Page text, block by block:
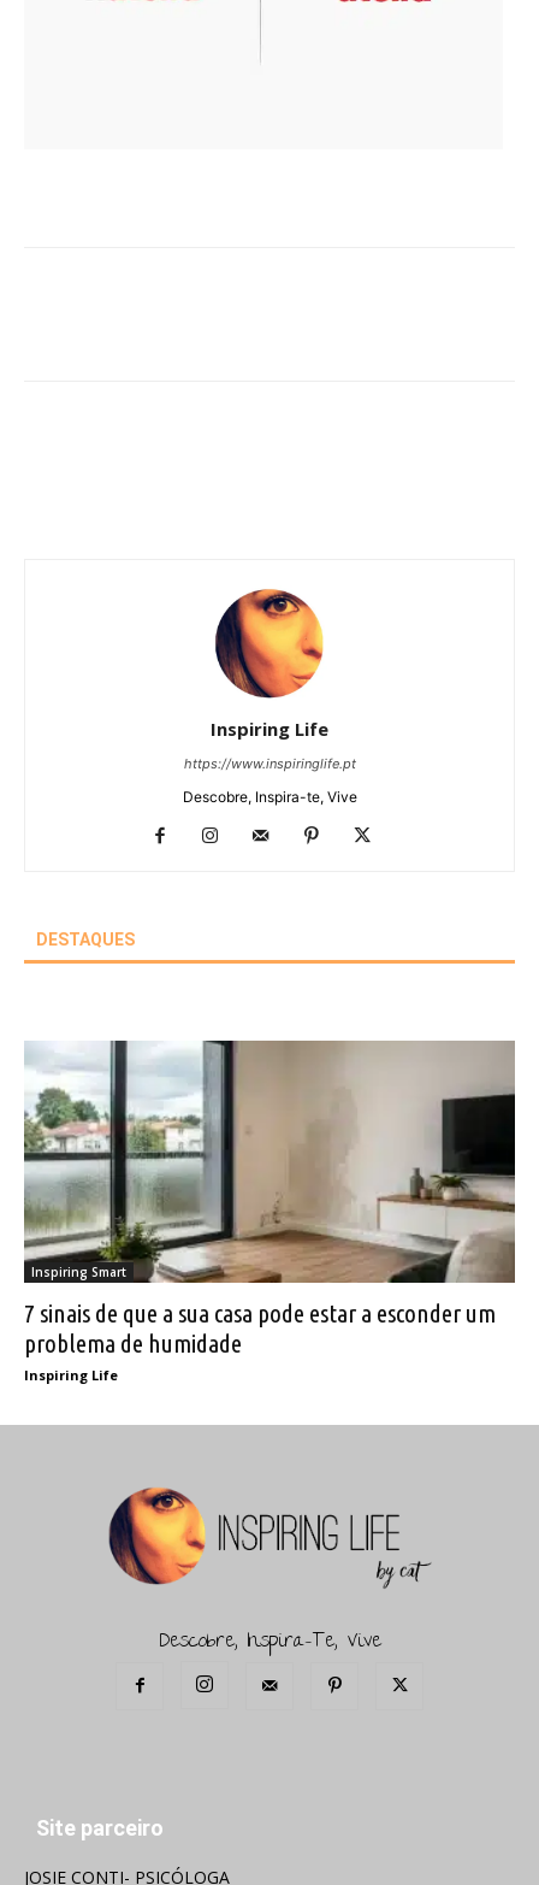
Inspiring Life
https://www.inspiringlife.pt
Descobre, Inspira-te, Vive
DESTAQUES
Inspiring Smart
7 sinais de que a sua casa pode estar a esconder um
problema de humidade
Inspiring Life
Descobre, Inspira-Te, Vive
Site parceiro
JOSIE CONTI- PSICÓLOGA